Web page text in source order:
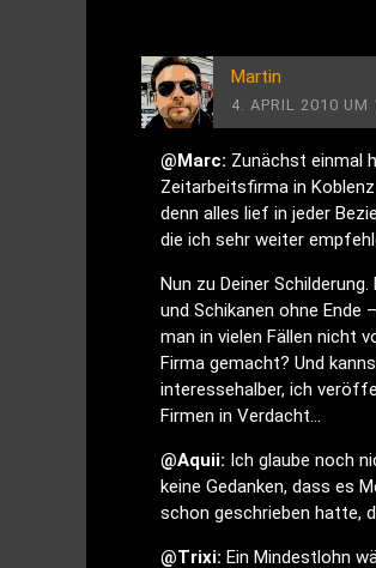
Martin
4. APRIL 2010 UM
@Marc: Zunächst einmal
Zeitarbeitsfirma in
denn alles lief in jeder
die ich sehr weiter
Nun zu Deiner
und Schikanen ohne
man in vielen Fällen nicht
Firma gemacht? Und
interessehalber, ich
Firmen in Verdacht…
@Aquii: Ich glaube noch
keine Gedanken, dass es
schon geschrieben hatte,
@Trixi: Ein Mindestlohn